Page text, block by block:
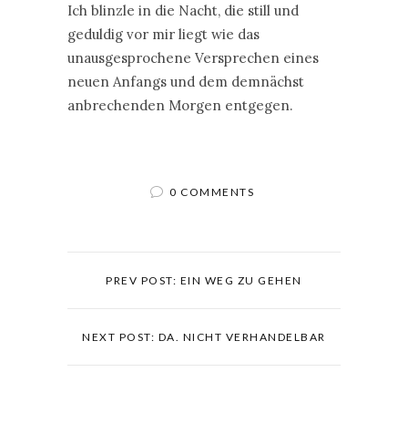
Ich blinzle in die Nacht, die still und
geduldig vor mir liegt wie das
unausgesprochene Versprechen eines
neuen Anfangs und dem demnächst
anbrechenden Morgen entgegen.
0 COMMENTS
PREV POST: EIN WEG ZU GEHEN
NEXT POST: DA. NICHT VERHANDELBAR